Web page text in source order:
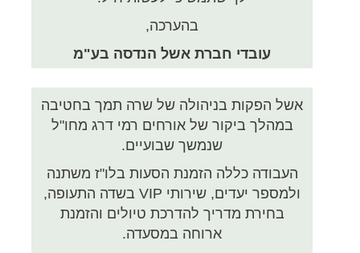
בהערכה,
עובדי חברת אשל הנדסה בע"מ
אשל הפקות בניהולה של שרה תמך בחטיבה
במהלך ביקור של אורחים רמי דרג מחו"ל
שנמשך שבועיים.
העבודה כללה הזמנת הסעות בלו"ז משתנה
ולמספר יעדים, שירותי VIP בשדה התעופה,
בחירת מדריך להדרכת טיולים והזמנת
ארוחה במסעדה.